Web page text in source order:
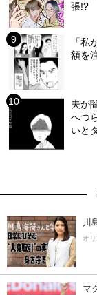
張!?
「
額を
夫が
へつ
いと
川
オ
マ